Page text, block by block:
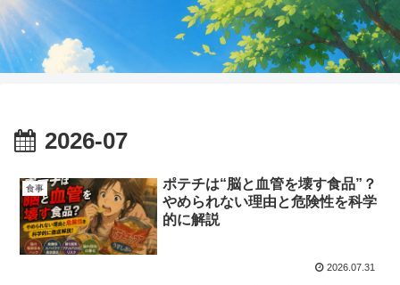
2026-07
食事
ポテチは“脳と血管を壊す食品”？
やめられない理由と危険性を科学
的に解説
2026.07.31